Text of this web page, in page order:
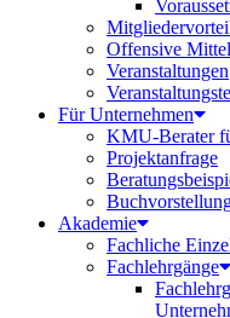
Offensive
Veranstaltungen
Für Unternehmen
KMU-Berater
Projektanfrage
Akademie
Fachliche
Fachlehrgänge